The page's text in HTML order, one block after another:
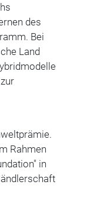
des
Bei
Land
Rahmen
in